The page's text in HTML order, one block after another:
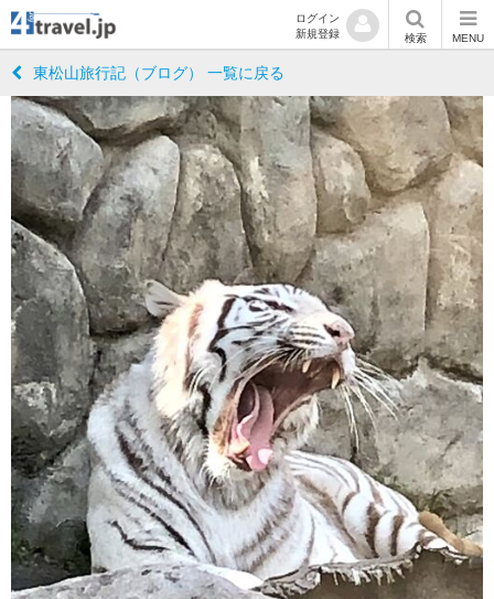
ログイン
新規登録
検索 MENU
東松山旅行記（ブログ） 一覧に戻る